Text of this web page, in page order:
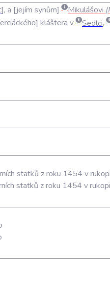
, a jejím synům Mikulášovi (
kláštera v Sedlci,
statků z roku 1454 v
statků z roku 1454 v